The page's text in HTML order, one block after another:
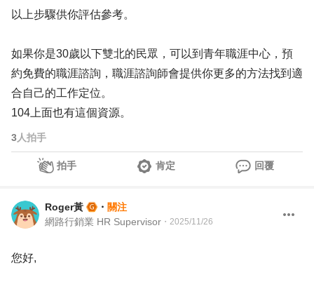
以上步驟供你評估參考。
如果你是30歲以下雙北的民眾，可以到青年職涯中心，預
約免費的職涯諮詢，職涯諮詢師會提供你更多的方法找到適
合自己的工作定位。
104上面也有這個資源。
3人拍手
拍手 肯定 回覆
Roger黃 ・ 關注
網路行銷業 HR Supervisor ・ 2025/11/26
您好,